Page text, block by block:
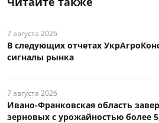
7 августа 2026
В следующих отчетах
сигналы рынка
7 августа 2026
Ивано-Франковская область
зерновых с урожайностью более